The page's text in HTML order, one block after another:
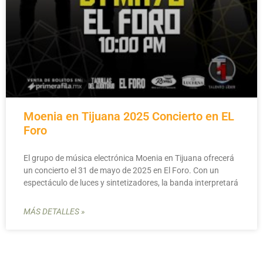
Moenia en Tijuana 2025 Concierto en EL
Foro
El grupo de música electrónica Moenia en Tijuana ofrecerá
un concierto el 31 de mayo de 2025 en El Foro. Con un
espectáculo de luces y sintetizadores, la banda interpretará
MÁS DETALLES »